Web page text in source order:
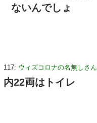
ないんでしょ
117: ウィズコロナの名無しさん
内22両はトイレ